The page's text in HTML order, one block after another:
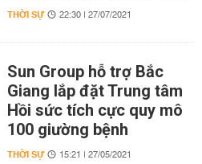
THỜI SỰ 22:30 | 27/07/2021
Sun Group hỗ trợ Bắc
Giang lắp đặt Trung tâm
Hồi sức tích cực quy mô
100 giường bệnh
THỜI SỰ 15:21 | 27/05/2021